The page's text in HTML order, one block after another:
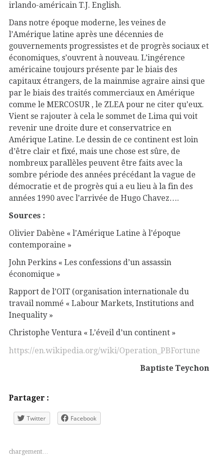
irlando-américain T.J. English.
Dans notre époque moderne, les veines de
l’Amérique latine après une décennies de
gouvernements progressistes et de progrès sociaux et
économiques, s’ouvrent à nouveau. L’ingérence
américaine toujours présente par le biais des
capitaux étrangers, de la mainmise agraire ainsi que
par le biais des traités commerciaux en Amérique
comme le MERCOSUR , le ZLEA pour ne citer qu’eux.
Vient se rajouter à cela le sommet de Lima qui voit
revenir une droite dure et conservatrice en
Amérique Latine. Le dessin de ce continent est loin
d’être clair et fixé, mais une chose est sûre, de
nombreux parallèles peuvent être faits avec la
sombre période des années précédant la vague de
démocratie et de progrès qui a eu lieu à la fin des
années 1990 avec l’arrivée de Hugo Chavez….
Sources :
Olivier Dabène « l’Amérique Latine à l’époque
contemporaine »
John Perkins « Les confessions d’un assassin
économique »
Rapport de l’OIT (organisation internationale du
travail nommé « Labour Markets, Institutions and
Inequality »
Christophe Ventura « L’éveil d’un continent »
https://en.wikipedia.org/wiki/Operation_PBFortune
Baptiste Teychon
Partager :
Twitter Facebook
chargement…